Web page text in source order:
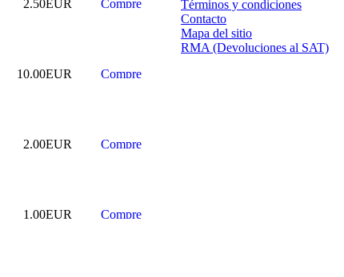
2.50EUR
10.00EUR
2.00EUR
1.00EUR
Términos y condiciones
Contacto
Mapa del sitio
RMA (Devoluciones al SAT)